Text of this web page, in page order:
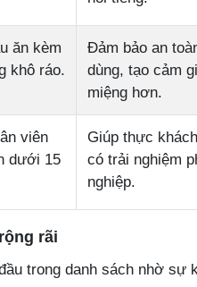
ăn kèm
khô ráo.
Đảm bảo an
dùng, tạo cảm
miệng hơn.
viên
dưới 15
Giúp thực
có trải nghiệm
nghiệp.
rãi
trong danh sách nhờ sự